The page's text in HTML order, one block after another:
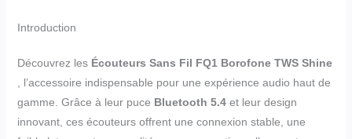
Introduction
Découvrez les Écouteurs Sans Fil FQ1 Borofone TWS Shine
, l’accessoire indispensable pour une expérience audio haut de
gamme. Grâce à leur puce Bluetooth 5.4et leur design
innovant, ces écouteurs offrent une connexion stable, une